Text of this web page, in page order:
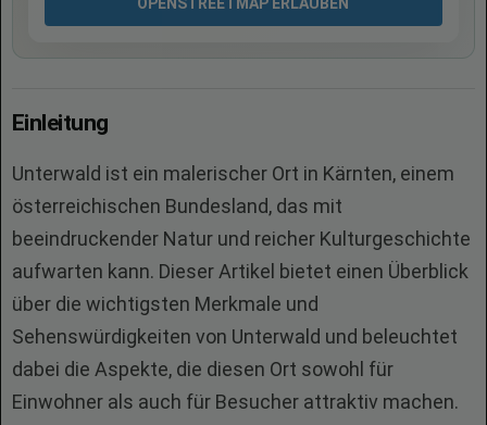
Einleitung
Unterwald ist ein malerischer Ort in Kärnten, einem
österreichischen Bundesland, das mit
beeindruckender Natur und reicher Kulturgeschichte
aufwarten kann. Dieser Artikel bietet einen Überblick
über die wichtigsten Merkmale und
Sehenswürdigkeiten von Unterwald und beleuchtet
dabei die Aspekte, die diesen Ort sowohl für
Einwohner als auch für Besucher attraktiv machen.